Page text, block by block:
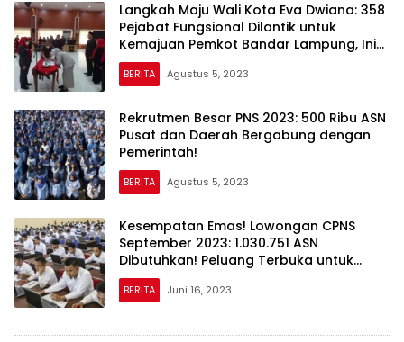
Langkah Maju Wali Kota Eva Dwiana: 358
Pejabat Fungsional Dilantik untuk
Kemajuan Pemkot Bandar Lampung, Ini
Detailnya!
BERITA Agustus 5, 2023
Rekrutmen Besar PNS 2023: 500 Ribu ASN
Pusat dan Daerah Bergabung dengan
Pemerintah!
BERITA Agustus 5, 2023
Kesempatan Emas! Lowongan CPNS
September 2023: 1.030.751 ASN
Dibutuhkan! Peluang Terbuka untuk
Fresh Graduate (20%) – Detailnya Ada di
Sini!
BERITA Juni 16, 2023